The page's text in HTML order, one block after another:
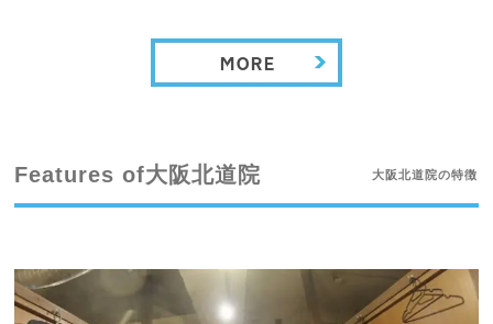
Features of大阪北道院 大阪北道院の特徴